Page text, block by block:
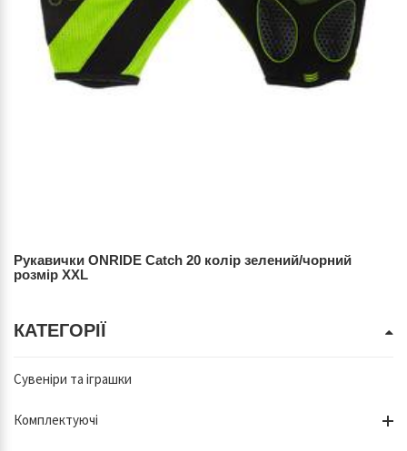
Рукавички ONRIDE Catch 20 колір зелений/чорний
розмір XXL
КАТЕГОРІЇ
Сувеніри та іграшки
Комплектуючі